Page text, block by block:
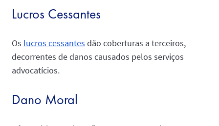
Lucros Cessantes
Os lucros cessantes dão coberturas a terceiros,
decorrentes de danos causados pelos serviços
advocatícios.
Dano Moral